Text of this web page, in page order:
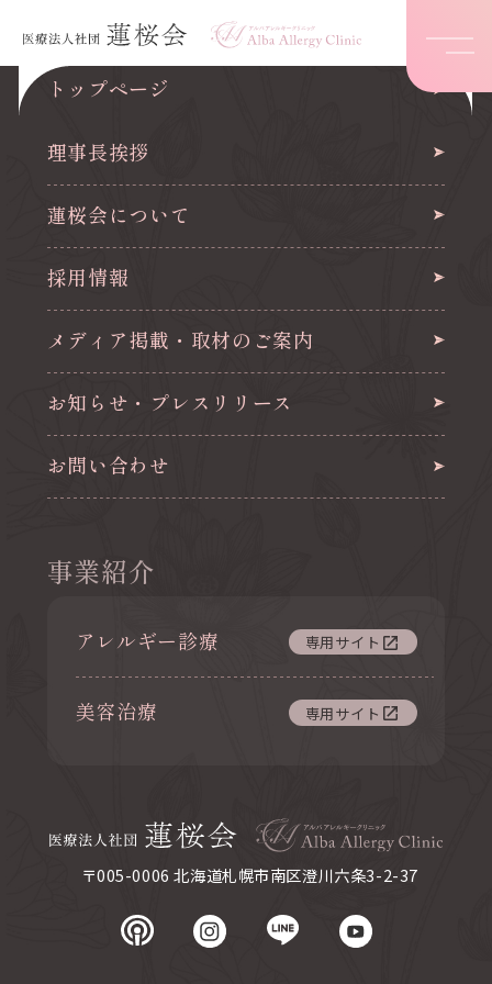
トップページ
理事長挨拶
蓮桜会について
採用情報
メディア掲載・取材のご案内
お知らせ・プレスリリース
お問い合わせ
事業紹介
アレルギー診療 専用サイト
美容治療 専用サイト
〒005-0006 北海道札幌市南区澄川六条3-2-37